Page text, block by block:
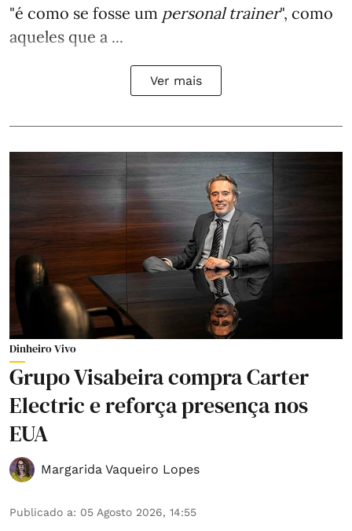
"é como se fosse um personal trainer", como
aqueles que a ...
Ver mais
Dinheiro Vivo
Grupo Visabeira compra Carter
Electric e reforça presença nos
EUA
Margarida Vaqueiro Lopes
Publicado a: 05 Agosto 2026, 14:55